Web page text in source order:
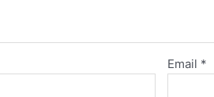
Email *